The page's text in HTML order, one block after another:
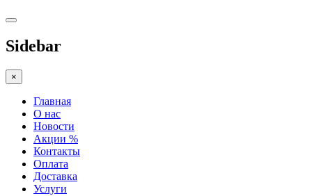
Sidebar
×
Главная
О нас
Новости
Акции %
Контакты
Оплата
Доставка
Услуги